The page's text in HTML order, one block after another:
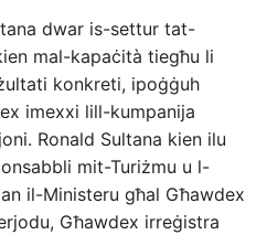
dwar is-settur tat-
mal-kapaċità tiegħu li
konkreti, ipoġġuh
imexxi lill-kumpanija
Ronald Sultana kien ilu
mit-Turiżmu u l-
il-Ministeru għal Għawdex
Għawdex irreġistra